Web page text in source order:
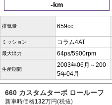
-km
排気量 659cc
ミッション コラム4AT
最大出力 64ps/5900rpm
生産期間
2003年06月～200
5年04月
660 カスタムターボ ロールーフ
新車時価格132万円(税抜)